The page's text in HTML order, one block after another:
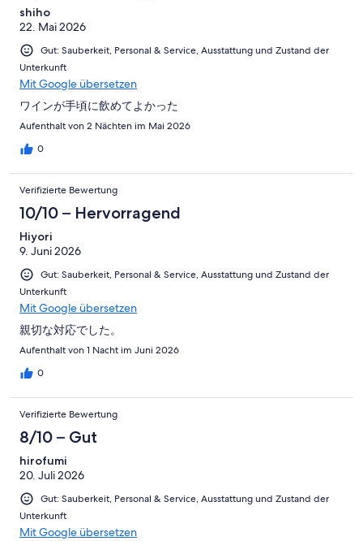
shiho
22. Mai 2026
Gut: Sauberkeit, Personal & Service, Ausstattung und Zustand der
Unterkunft
Mit Google übersetzen
ワインが手頃に飲めてよかった
Aufenthalt von 2 Nächten im Mai 2026
0
Verifizierte Bewertung
10/10 – Hervorragend
Hiyori
9. Juni 2026
Gut: Sauberkeit, Personal & Service, Ausstattung und Zustand der
Unterkunft
Mit Google übersetzen
親切な対応でした。
Aufenthalt von 1 Nacht im Juni 2026
0
Verifizierte Bewertung
8/10 – Gut
hirofumi
20. Juli 2026
Gut: Sauberkeit, Personal & Service, Ausstattung und Zustand der
Unterkunft
Mit Google übersetzen